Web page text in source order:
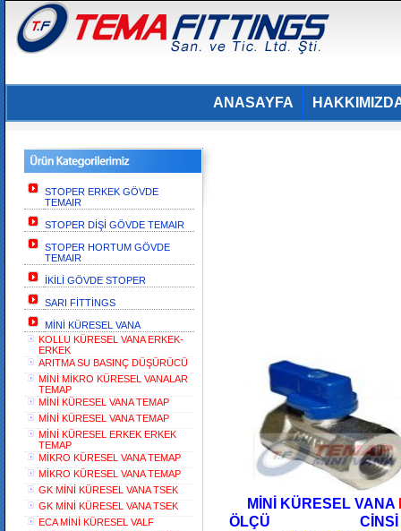
ANASAYFA
STOPER ERKEK GÖVDE
TEMAIR
STOPER DİŞİ GÖVDE TEMAIR
STOPER HORTUM GÖVDE
TEMAIR
İKİLİ GÖVDE STOPER
SARI FİTTİNGS
MİNİ KÜRESEL VANA
KOLLU KÜRESEL VANA ERKEK-
ERKEK
ARITMA SU BASINÇ DÜŞÜRÜCÜ
MİNİ MİKRO KÜRESEL VANALAR
TEMAP
MİNİ KÜRESEL VANA TEMAP
MİNİ KÜRESEL VANA TEMAP
MİNİ KÜRESEL ERKEK ERKEK
TEMAP
MİKRO KÜRESEL VANA TEMAP
MİKRO KÜRESEL VANA TEMAP
GK MİNİ KÜRESEL VANA TSEK
GK MİNİ KÜRESEL VANA TSEK
ECA MİNİ KÜRESEL VALF
MİNİ KÜRESEL VANA
ÖLÇÜ CİNSİ